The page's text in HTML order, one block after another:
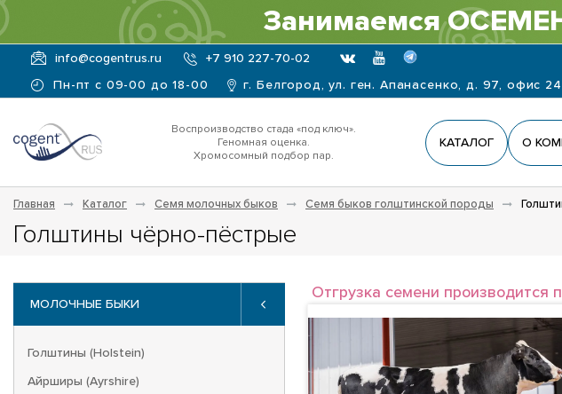
Занимаемся
info@cogentrus.ru +7 910 227-70-02
Пн-пт с 09-00 до 18-00 г. Белгород, ул. ген. Апанасенко, д. 97, офис 24
Воспроизводство стада «под ключ».
Геномная оценка.
Хромосомный подбор пар.
КАТАЛОГ О
Главная Каталог Семя молочных быков Семя быков голштинской породы
Голштины чёрно-пёстрые
МОЛОЧНЫЕ БЫКИ
Голштины (Holstein)
Айрширы (Ayrshire)
Отгрузка семени производится